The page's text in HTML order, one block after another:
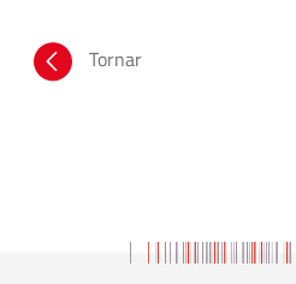
Tornar